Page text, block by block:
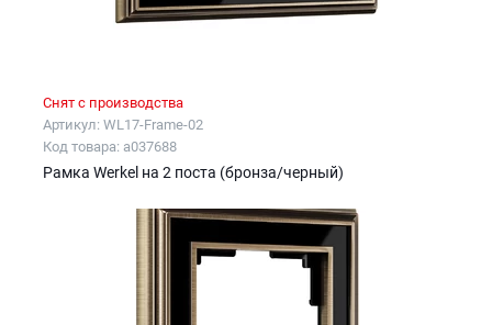
Снят с производства
Артикул: WL17-Frame-02
Код товара: a037688
Рамка Werkel на 2 поста (бронза/черный)